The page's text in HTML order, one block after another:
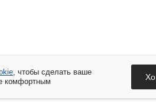
, чтобы сделать ваше
комфортным